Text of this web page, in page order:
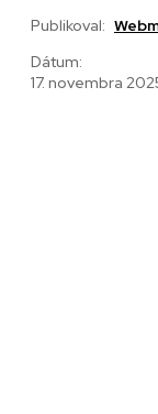
Publikoval:
Dátum:
17. novembra